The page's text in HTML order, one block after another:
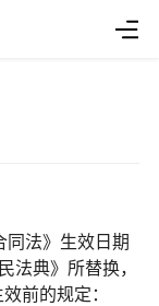
同法》生效日期
法典》所替换，
前的规定：